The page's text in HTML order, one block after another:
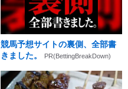
競馬予想サイトの裏側、全部書
きました。
PR(BettingBreakDown)